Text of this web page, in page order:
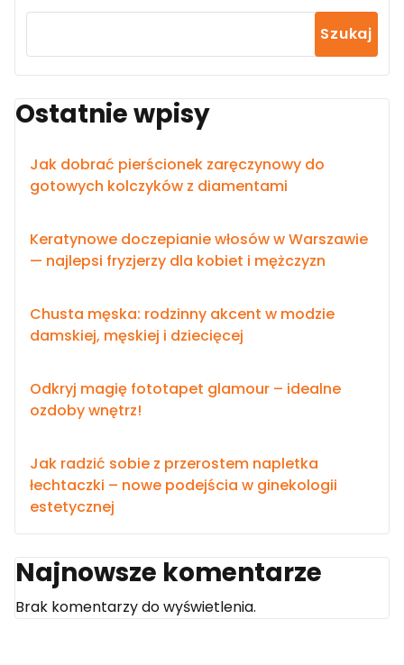
Szukaj
Ostatnie wpisy
Jak dobrać pierścionek zaręczynowy do
gotowych kolczyków z diamentami
Keratynowe doczepianie włosów w Warszawie
— najlepsi fryzjerzy dla kobiet i mężczyzn
Chusta męska: rodzinny akcent w modzie
damskiej, męskiej i dziecięcej
Odkryj magię fototapet glamour – idealne
ozdoby wnętrz!
Jak radzić sobie z przerostem napletka
łechtaczki – nowe podejścia w ginekologii
estetycznej
Najnowsze komentarze
Brak komentarzy do wyświetlenia.